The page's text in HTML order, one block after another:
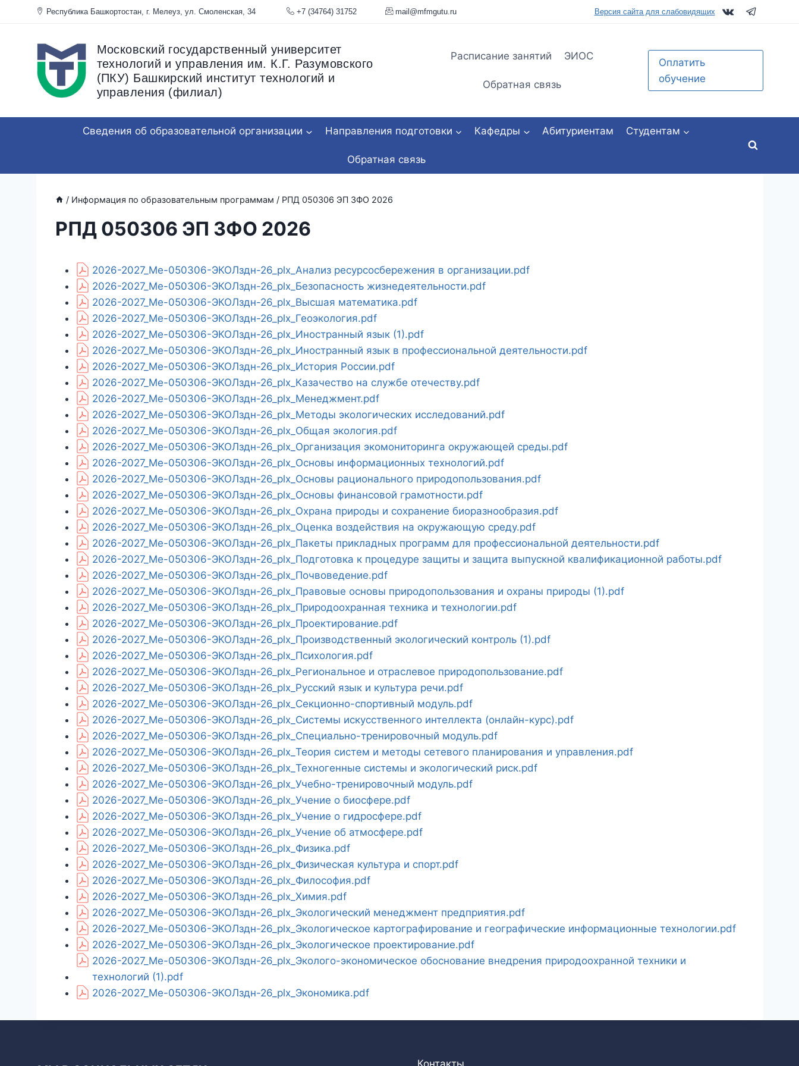
Перейти
Республика Башкортостан, г. Мелеуз, ул. Смоленская, 34 +7 (34764) 31752 mail@mfmgutu.ru Версия сайта для слабовидящих
Московский государственный университет
технологий и управления им. К.Г. Разумовского
(ПКУ) Башкирский институт технологий и
управления (филиал)
Расписание занятий ЭИОС
Обратная связь
Оплатить
обучение
Сведения об образовательной организации Направления подготовки Кафедры Абитуриентам Студентам
Обратная связь
/ Информация по образовательным программам / РПД 050306 ЭП ЗФО 2026
РПД 050306 ЭП ЗФО 2026
2026-2027_Ме-050306-ЭКОЛздн-26_plx_Анализ ресурсосбережения в организации.pdf
2026-2027_Ме-050306-ЭКОЛздн-26_plx_Безопасность жизнедеятельности.pdf
2026-2027_Ме-050306-ЭКОЛздн-26_plx_Высшая математика.pdf
2026-2027_Ме-050306-ЭКОЛздн-26_plx_Геоэкология.pdf
2026-2027_Ме-050306-ЭКОЛздн-26_plx_Иностранный язык (1).pdf
2026-2027_Ме-050306-ЭКОЛздн-26_plx_Иностранный язык в профессиональной деятельности.pdf
2026-2027_Ме-050306-ЭКОЛздн-26_plx_История России.pdf
2026-2027_Ме-050306-ЭКОЛздн-26_plx_Казачество на службе отечеству.pdf
2026-2027_Ме-050306-ЭКОЛздн-26_plx_Менеджмент.pdf
2026-2027_Ме-050306-ЭКОЛздн-26_plx_Методы экологических исследований.pdf
2026-2027_Ме-050306-ЭКОЛздн-26_plx_Общая экология.pdf
2026-2027_Ме-050306-ЭКОЛздн-26_plx_Организация экомониторинга окружающей среды.pdf
2026-2027_Ме-050306-ЭКОЛздн-26_plx_Основы информационных технологий.pdf
2026-2027_Ме-050306-ЭКОЛздн-26_plx_Основы рационального природопользования.pdf
2026-2027_Ме-050306-ЭКОЛздн-26_plx_Основы финансовой грамотности.pdf
2026-2027_Ме-050306-ЭКОЛздн-26_plx_Охрана природы и сохранение биоразнообразия.pdf
2026-2027_Ме-050306-ЭКОЛздн-26_plx_Оценка воздействия на окружающую среду.pdf
2026-2027_Ме-050306-ЭКОЛздн-26_plx_Пакеты прикладных программ для профессиональной деятельности.pdf
2026-2027_Ме-050306-ЭКОЛздн-26_plx_Подготовка к процедуре защиты и защита выпускной квалификационной работы.pdf
2026-2027_Ме-050306-ЭКОЛздн-26_plx_Почвоведение.pdf
2026-2027_Ме-050306-ЭКОЛздн-26_plx_Правовые основы природопользования и охраны природы (1).pdf
2026-2027_Ме-050306-ЭКОЛздн-26_plx_Природоохранная техника и технологии.pdf
2026-2027_Ме-050306-ЭКОЛздн-26_plx_Проектирование.pdf
2026-2027_Ме-050306-ЭКОЛздн-26_plx_Производственный экологический контроль (1).pdf
2026-2027_Ме-050306-ЭКОЛздн-26_plx_Психология.pdf
2026-2027_Ме-050306-ЭКОЛздн-26_plx_Региональное и отраслевое природопользование.pdf
2026-2027_Ме-050306-ЭКОЛздн-26_plx_Русский язык и культура речи.pdf
2026-2027_Ме-050306-ЭКОЛздн-26_plx_Секционно-спортивный модуль.pdf
2026-2027_Ме-050306-ЭКОЛздн-26_plx_Системы искусственного интеллекта (онлайн-курс).pdf
2026-2027_Ме-050306-ЭКОЛздн-26_plx_Специально-тренировочный модуль.pdf
2026-2027_Ме-050306-ЭКОЛздн-26_plx_Теория систем и методы сетевого планирования и управления.pdf
2026-2027_Ме-050306-ЭКОЛздн-26_plx_Техногенные системы и экологический риск.pdf
2026-2027_Ме-050306-ЭКОЛздн-26_plx_Учебно-тренировочный модуль.pdf
2026-2027_Ме-050306-ЭКОЛздн-26_plx_Учение о биосфере.pdf
2026-2027_Ме-050306-ЭКОЛздн-26_plx_Учение о гидросфере.pdf
2026-2027_Ме-050306-ЭКОЛздн-26_plx_Учение об атмосфере.pdf
2026-2027_Ме-050306-ЭКОЛздн-26_plx_Физика.pdf
2026-2027_Ме-050306-ЭКОЛздн-26_plx_Физическая культура и спорт.pdf
2026-2027_Ме-050306-ЭКОЛздн-26_plx_Философия.pdf
2026-2027_Ме-050306-ЭКОЛздн-26_plx_Химия.pdf
2026-2027_Ме-050306-ЭКОЛздн-26_plx_Экологический менеджмент предприятия.pdf
2026-2027_Ме-050306-ЭКОЛздн-26_plx_Экологическое картографирование и географические информационные технологии.pdf
2026-2027_Ме-050306-ЭКОЛздн-26_plx_Экологическое проектирование.pdf
2026-2027_Ме-050306-ЭКОЛздн-26_plx_Эколого-экономическое обоснование внедрения природоохранной техники и
технологий (1).pdf
2026-2027_Ме-050306-ЭКОЛздн-26_plx_Экономика.pdf